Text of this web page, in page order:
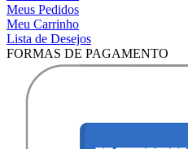
Meus Pedidos
Meu Carrinho
Lista de Desejos
FORMAS DE PAGAMENTO